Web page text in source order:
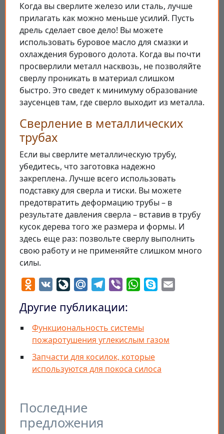
Последние
предложения
Когда вы сверлите железо или сталь, лучше
прилагать как можно меньше усилий. Пусть
дрель сделает свое дело! Вы можете
использовать буровое масло для смазки и
охлаждения бурового долота. Когда вы почти
просверлили металл насквозь, не позволяйте
сверлу проникать в материал слишком
быстро. Это сведет к минимуму образование
заусенцев там, где сверло выходит из металла.
Сверление в металлических
трубах
Если вы сверлите металлическую трубу,
убедитесь, что заготовка надежно
закреплена. Лучше всего использовать
подставку для сверла и тиски. Вы можете
предотвратить деформацию трубы – в
результате давления сверла – вставив в трубу
кусок дерева того же размера и формы. И
здесь еще раз: позвольте сверлу выполнить
свою работу и не применяйте слишком много
силы.
Odnoklassniki
VK LiveJournal
Mail.RuTelegram
Viber WhatsApp
Skype
Другие публикации:
Функциональность системы
пожаротушения углекислым газом
Запчасти для косилок, которые
используются для покоса силоса